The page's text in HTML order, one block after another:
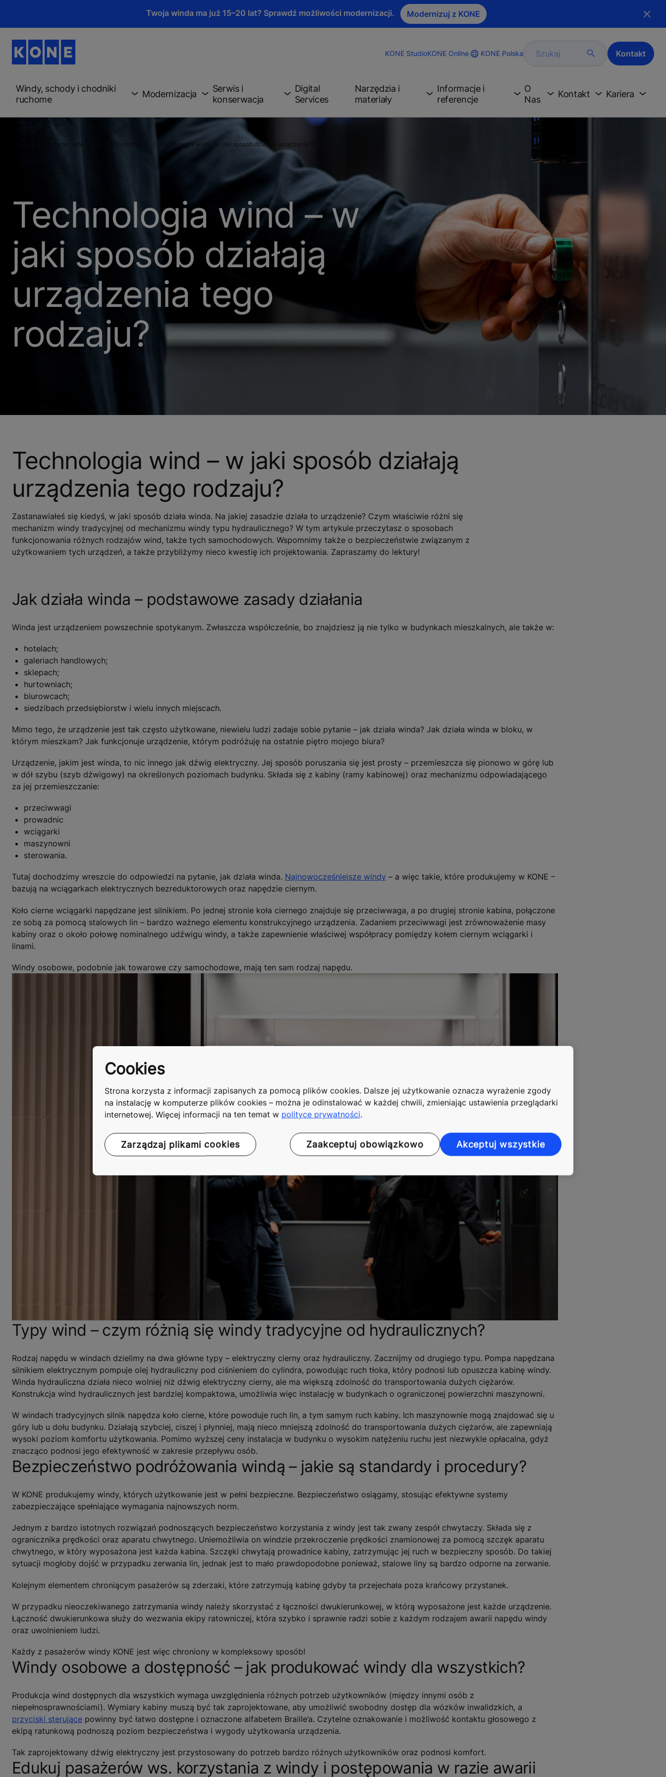
Twoja winda ma już 15–20 lat? Sprawdź możliwości modernizacji. Modernizuj z KONE
KONE StudioKONE Online KONE Polska Szukaj Kontakt
Windy, schody i chodniki
ruchome
Modernizacja
Serwis i
konserwacja
Digital
Services
Narzędzia i
materiały
Informacje i
referencje
O
Nas
Kontakt Kariera
Informacje i referencje Wiadomości Technologia wind – w jaki sposób działają urządzenia tego rodzaju?
Technologia wind – w
jaki sposób działają
urządzenia tego
rodzaju?
Technologia wind – w jaki sposób działają
urządzenia tego rodzaju?
Zastanawiałeś się kiedyś, w jaki sposób działa winda. Na jakiej zasadzie działa to urządzenie? Czym właściwie różni się
mechanizm windy tradycyjnej od mechanizmu windy typu hydraulicznego? W tym artykule przeczytasz o sposobach
funkcjonowania różnych rodzajów wind, także tych samochodowych. Wspomnimy także o bezpieczeństwie związanym z
użytkowaniem tych urządzeń, a także przybliżymy nieco kwestię ich projektowania. Zapraszamy do lektury!
Jak działa winda – podstawowe zasady działania
Winda jest urządzeniem powszechnie spotykanym. Zwłaszcza współcześnie, bo znajdziesz ją nie tylko w budynkach mieszkalnych, ale także w:
hotelach;
galeriach handlowych;
sklepach;
hurtowniach;
biurowcach;
siedzibach przedsiębiorstw i wielu innych miejscach.
Mimo tego, że urządzenie jest tak często użytkowane, niewielu ludzi zadaje sobie pytanie – jak działa winda? Jak działa winda w bloku, w
którym mieszkam? Jak funkcjonuje urządzenie, którym podróżuję na ostatnie piętro mojego biura?
Urządzenie, jakim jest winda, to nic innego jak dźwig elektryczny. Jej sposób poruszania się jest prosty – przemieszcza się pionowo w górę lub
w dół szybu (szyb dźwigowy) na określonych poziomach budynku. Składa się z kabiny (ramy kabinowej) oraz mechanizmu odpowiadającego
za jej przemieszczanie:
przeciwwagi
prowadnic
wciągarki
maszynowni
sterowania.
Tutaj dochodzimy wreszcie do odpowiedzi na pytanie, jak działa winda. Najnowocześniejsze windy – a więc takie, które produkujemy w KONE –
bazują na wciągarkach elektrycznych bezreduktorowych oraz napędzie ciernym.
Koło cierne wciągarki napędzane jest silnikiem. Po jednej stronie koła ciernego znajduje się przeciwwaga, a po drugiej stronie kabina, połączone
ze sobą za pomocą stalowych lin – bardzo ważnego elementu konstrukcyjnego urządzenia. Zadaniem przeciwwagi jest zrównoważenie masy
kabiny oraz o około połowę nominalnego udźwigu windy, a także zapewnienie właściwej współpracy pomiędzy kołem ciernym wciągarki i
linami.
Windy osobowe, podobnie jak towarowe czy samochodowe, mają ten sam rodzaj napędu.
Typy wind – czym różnią się windy tradycyjne od hydraulicznych?
Rodzaj napędu w windach dzielimy na dwa główne typy – elektryczny cierny oraz hydrauliczny. Zacznijmy od drugiego typu. Pompa napędzana
silnikiem elektrycznym pompuje olej hydrauliczny pod ciśnieniem do cylindra, powodując ruch tłoka, który podnosi lub opuszcza kabinę windy.
Winda hydrauliczna działa nieco wolniej niż dźwig elektryczny cierny, ale ma większą zdolność do transportowania dużych ciężarów.
Konstrukcja wind hydraulicznych jest bardziej kompaktowa, umożliwia więc instalację w budynkach o ograniczonej powierzchni maszynowni.
W windach tradycyjnych silnik napędza koło cierne, które powoduje ruch lin, a tym samym ruch kabiny. Ich maszynownie mogą znajdować się u
góry lub u dołu budynku. Działają szybciej, ciszej i płynniej, mają nieco mniejszą zdolność do transportowania dużych ciężarów, ale zapewniają
wysoki poziom komfortu użytkowania. Pomimo wyższej ceny instalacja w budynku o wysokim natężeniu ruchu jest niezwykle opłacalna, gdyż
znacząco podnosi jego efektywność w zakresie przepływu osób.
Bezpieczeństwo podróżowania windą – jakie są standardy i procedury?
W KONE produkujemy windy, których użytkowanie jest w pełni bezpieczne. Bezpieczeństwo osiągamy, stosując efektywne systemy
zabezpieczające spełniające wymagania najnowszych norm.
Jednym z bardzo istotnych rozwiązań podnoszących bezpieczeństwo korzystania z windy jest tak zwany zespół chwytaczy. Składa się z
ogranicznika prędkości oraz aparatu chwytnego. Uniemożliwia on windzie przekroczenie prędkości znamionowej za pomocą szczęk aparatu
chwytnego, w który wyposażona jest każda kabina. Szczęki chwytają prowadnice kabiny, zatrzymując jej ruch w bezpieczny sposób. Do takiej
sytuacji mogłoby dojść w przypadku zerwania lin, jednak jest to mało prawdopodobne ponieważ, stalowe liny są bardzo odporne na zerwanie.
Kolejnym elementem chroniącym pasażerów są zderzaki, które zatrzymują kabinę gdyby ta przejechała poza krańcowy przystanek.
W przypadku nieoczekiwanego zatrzymania windy należy skorzystać z łączności dwukierunkowej, w którą wyposażone jest każde urządzenie.
Łączność dwukierunkowa służy do wezwania ekipy ratowniczej, która szybko i sprawnie radzi sobie z każdym rodzajem awarii napędu windy
oraz uwolnieniem ludzi.
Każdy z pasażerów windy KONE jest więc chroniony w kompleksowy sposób!
Windy osobowe a dostępność – jak produkować windy dla wszystkich?
Produkcja wind dostępnych dla wszystkich wymaga uwzględnienia różnych potrzeb użytkowników (między innymi osób z
niepełnosprawnościami). Wymiary kabiny muszą być tak zaprojektowane, aby umożliwić swobodny dostęp dla wózków inwalidzkich, a
przyciski sterujące powinny być łatwo dostępne i oznaczone alfabetem Braille’a. Czytelne oznakowanie i możliwość kontaktu głosowego z
ekipą ratunkową podnoszą poziom bezpieczeństwa i wygody użytkowania urządzenia.
Tak zaprojektowany dźwig elektryczny jest przystosowany do potrzeb bardzo różnych użytkowników oraz podnosi komfort.
Edukuj pasażerów ws. korzystania z windy i postępowania w razie awarii
Cookies
Strona korzysta z informacji zapisanych za pomocą plików cookies. Dalsze jej użytkowanie oznacza wyrażenie zgody
na instalację w komputerze plików cookies – można je odinstalować w każdej chwili, zmieniając ustawienia przeglądarki
internetowej. Więcej informacji na ten temat w polityce prywatności.
Zarządzaj plikami cookies Zaakceptuj obowiązkowo Akceptuj wszystkie